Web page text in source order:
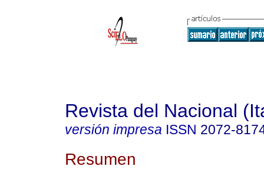
Revista del Nacional
versión impresa ISSN 2072-
Resumen